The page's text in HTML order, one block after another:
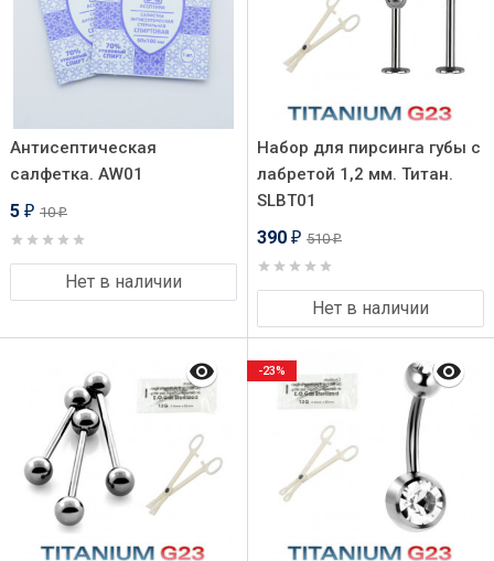
Антисептическая
салфетка. AW01
5 ₽ 10₽
Нет в наличии
Набор для пирсинга губы с
лабретой 1,2 мм. Титан.
SLBT01
390 ₽ 510₽
Нет в наличии
-23%